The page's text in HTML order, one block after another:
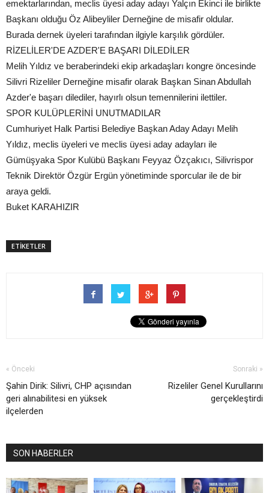
emektarlarından, meclis üyesi aday adayı Yalçın Ekinci ile birlikte
Başkanı olduğu Öz Alibeyliler Derneğine de misafir oldular.
Burada dernek üyeleri tarafından ilgiyle karşılık gördüler.
RİZELİLER'DE AZDER'E BAŞARI DİLEDİLER
Melih Yıldız ve beraberindeki ekip arkadaşları kongre öncesinde
Silivri Rizeliler Derneğine misafir olarak Başkan Sinan Abdullah
Azder'e başarı dilediler, hayırlı olsun temennilerini ilettiler.
SPOR KULÜPLERİNİ UNUTMADILAR
Cumhuriyet Halk Partisi Belediye Başkan Aday Adayı Melih
Yıldız, meclis üyeleri ve meclis üyesi aday adayları ile
Gümüşyaka Spor Kulübü Başkanı Feyyaz Özçakıcı, Silivrispor
Teknik Direktör Özgür Ergün yönetiminde sporcular ile de bir
araya geldi.
Buket KARAHIZIR
ETİKETLER
« Önceki
Şahin Dirik: Silivri, CHP açısından
geri alınabilitesi en yüksek
ilçelerden
Sonraki »
Rizeliler Genel Kurullarını
gerçekleştirdi
SON HABERLER